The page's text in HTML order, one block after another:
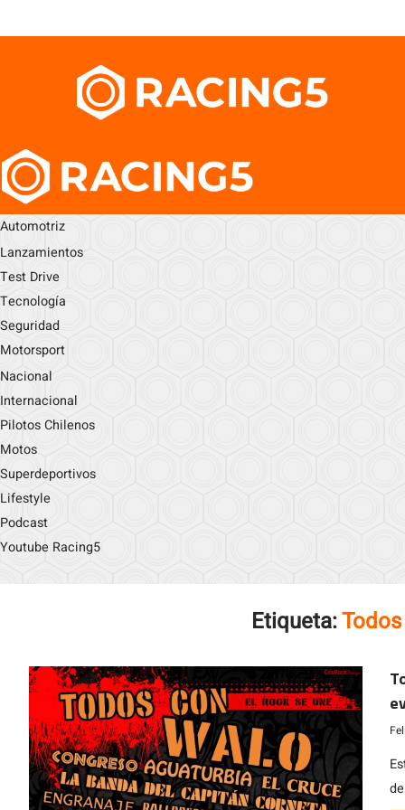
Automotriz
Lanzamientos
Test Drive
Tecnología
Seguridad
Motorsport
Nacional
Internacional
Pilotos Chilenos
Motos
Superdeportivos
Lifestyle
Podcast
Youtube Racing5
Etiqueta: